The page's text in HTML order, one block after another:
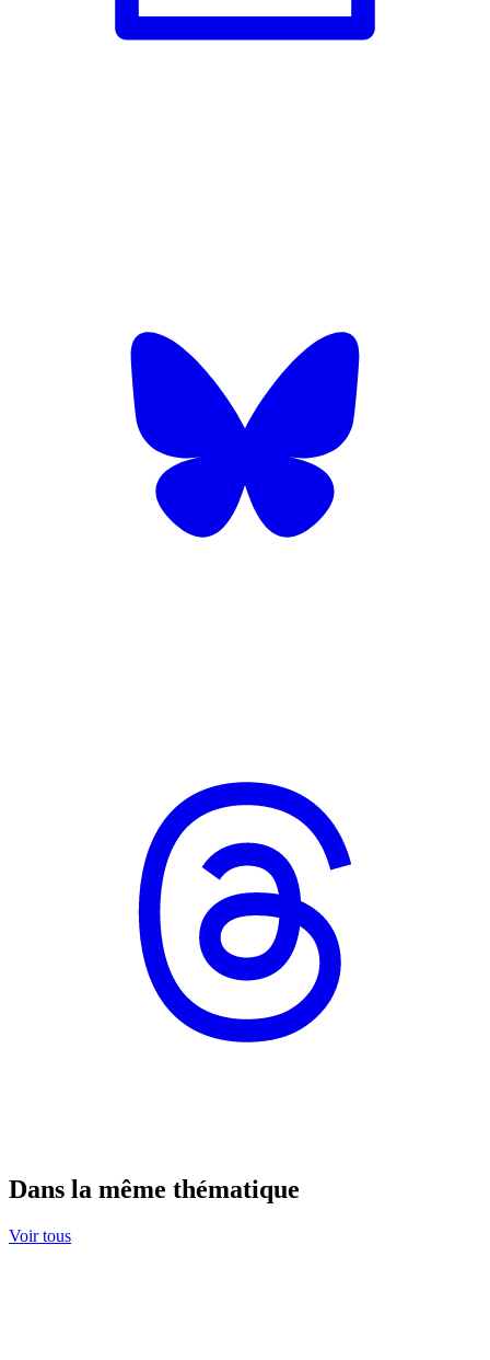
Dans la même thématique
Voir tous